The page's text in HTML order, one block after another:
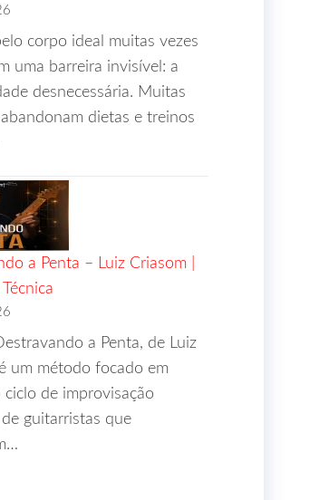
tags. Must
na
do autor .
We’ll
H2 and
a table with
says
corpo ideal muitas vezes
uma barreira invisível: a
desnecessária. Muitas
dietas e treinos
a Penta – Luiz Criasom |
a Penta, de Luiz
um método focado em
ciclo de improvisação
de guitarristas que